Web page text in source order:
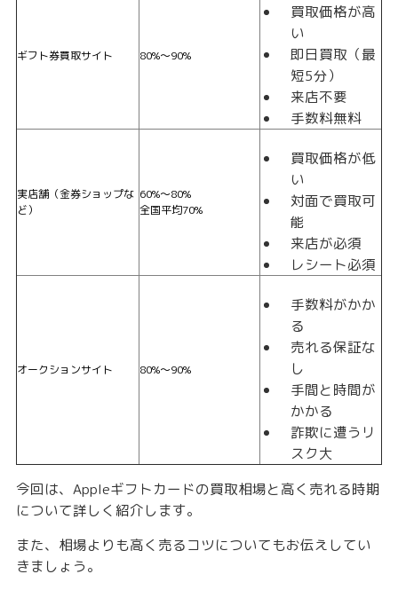
ギフト券買取サイト 80%〜90%
買取価格が高
い
即日買取（最
短5分）
来店不要
手数料無料
実店舗（金券ショップな
ど）
60%〜80%
全国平均70%
買取価格が低
い
対面で買取可
能
来店が必須
レシート必須
オークションサイト 80%〜90%
手数料がかか
る
売れる保証な
し
手間と時間が
かかる
詐欺に遭うリ
スク大
今回は、Appleギフトカードの買取相場と高く売れる時期
について詳しく紹介します。
また、相場よりも高く売るコツについてもお伝えしてい
きましょう。